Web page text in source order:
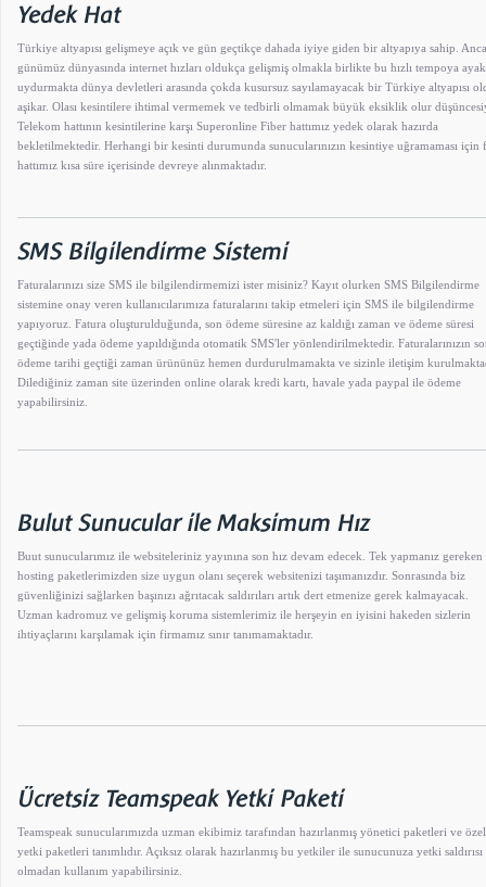
Türkiye altyapısı gelişmeye açık ve gün geçtikçe dahada iyiye giden bir altyapıya sahip.
günümüz dünyasında internet hızları oldukça gelişmiş olmakla birlikte bu hızlı tempoya ayak
uydurmakta dünya devletleri arasında çokda kusursuz sayılamayacak bir Türkiye altyapısı
aşikar. Olası kesintilere ihtimal vermemek ve tedbirli olmamak büyük eksiklik olur
Telekom hattının kesintilerine karşı Superonline Fiber hattımız yedek olarak hazırda
bekletilmektedir. Herhangi bir kesinti durumunda sunucularınızın kesintiye uğramaması için
hattımız kısa süre içerisinde devreye alınmaktadır.
Faturalarınızı size SMS ile bilgilendirmemizi ister misiniz? Kayıt olurken SMS Bilgilendirme
sistemine onay veren kullanıcılarımıza faturalarını takip etmeleri için SMS ile bilgilendirme
yapıyoruz. Fatura oluşturulduğunda, son ödeme süresine az kaldığı zaman ve ödeme süresi
geçtiğinde yada ödeme yapıldığında otomatik SMS'ler yönlendirilmektedir. Faturalarınızın
ödeme tarihi geçtiği zaman ürününüz hemen durdurulmamakta ve sizinle iletişim
Dilediğiniz zaman site üzerinden online olarak kredi kartı, havale yada paypal ile ödeme
yapabilirsiniz.
Buut sunucularımız ile websiteleriniz yayınına son hız devam edecek. Tek yapmanız gereken
hosting paketlerimizden size uygun olanı seçerek websitenizi taşımanızdır. Sonrasında biz
güvenliğinizi sağlarken başınızı ağrıtacak saldırıları artık dert etmenize gerek kalmayacak.
Uzman kadromuz ve gelişmiş koruma sistemlerimiz ile herşeyin en iyisini hakeden sizlerin
ihtiyaçlarını karşılamak için firmamız sınır tanımamaktadır.
Teamspeak sunucularımızda uzman ekibimiz tarafından hazırlanmış yönetici paketleri ve özel
yetki paketleri tanımlıdır. Açıksız olarak hazırlanmış bu yetkiler ile sunucunuza yetki saldırısı
olmadan kullanım yapabilirsiniz.